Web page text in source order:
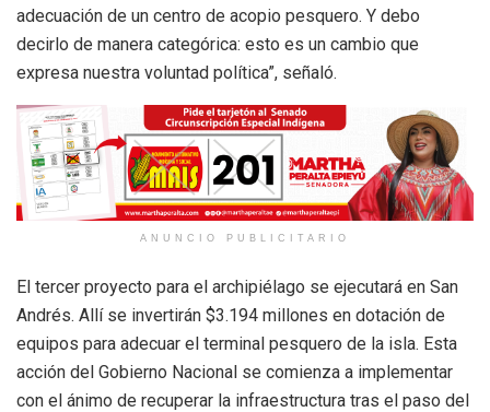
adecuación de un centro de acopio pesquero. Y debo
decirlo de manera categórica: esto es un cambio que
expresa nuestra voluntad política”, señaló.
ANUNCIO PUBLICITARIO
El tercer proyecto para el archipiélago se ejecutará en San
Andrés. Allí se invertirán $3.194 millones en dotación de
equipos para adecuar el terminal pesquero de la isla. Esta
acción del Gobierno Nacional se comienza a implementar
con el ánimo de recuperar la infraestructura tras el paso del